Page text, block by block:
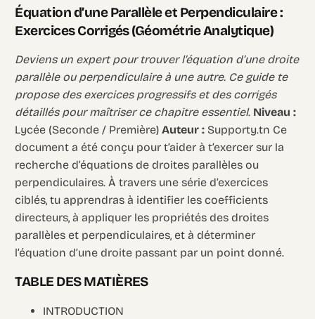
Équation d’une Parallèle et Perpendiculaire :
Exercices Corrigés (Géométrie Analytique)
Deviens un expert pour trouver l’équation d’une droite
parallèle ou perpendiculaire à une autre. Ce guide te
propose des exercices progressifs et des corrigés
détaillés pour maîtriser ce chapitre essentiel. Niveau :
Lycée (Seconde / Première)Auteur : Supporty.tn Ce
document a été conçu pour t’aider à t’exercer sur la
recherche d’équations de droites parallèles ou
perpendiculaires. À travers une série d’exercices
ciblés, tu apprendras à identifier les coefficients
directeurs, à appliquer les propriétés des droites
parallèles et perpendiculaires, et à déterminer
l’équation d’une droite passant par un point donné.
TABLE DES MATIÈRES
INTRODUCTION